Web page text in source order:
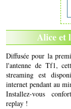
Alice et
Diffusée pour la
l'antenne de Tf1,
streaming est
internet pendant au
Installez-vous
replay !